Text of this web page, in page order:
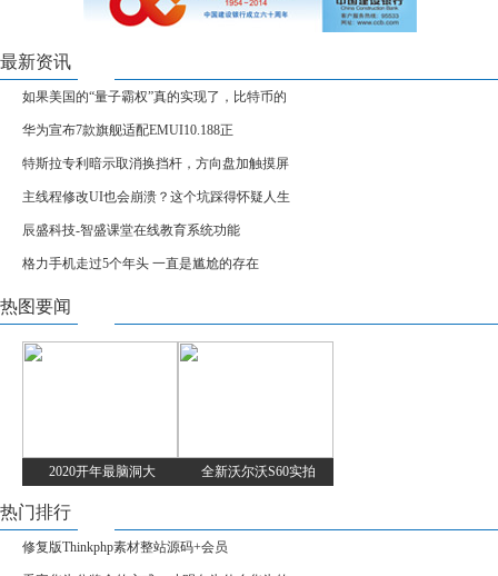
最新资讯
如果美国的“量子霸权”真的实现了，比特币的
华为宣布7款旗舰适配EMUI10.188正
特斯拉专利暗示取消换挡杆，方向盘加触摸屏
主线程修改UI也会崩溃？这个坑踩得怀疑人生
辰盛科技-智盛课堂在线教育系统功能
格力手机走过5个年头 一直是尴尬的存在
热图要闻
2020开年最脑洞大 全新沃尔沃S60实拍
热门排行
修复版Thinkphp素材整站源码+会员